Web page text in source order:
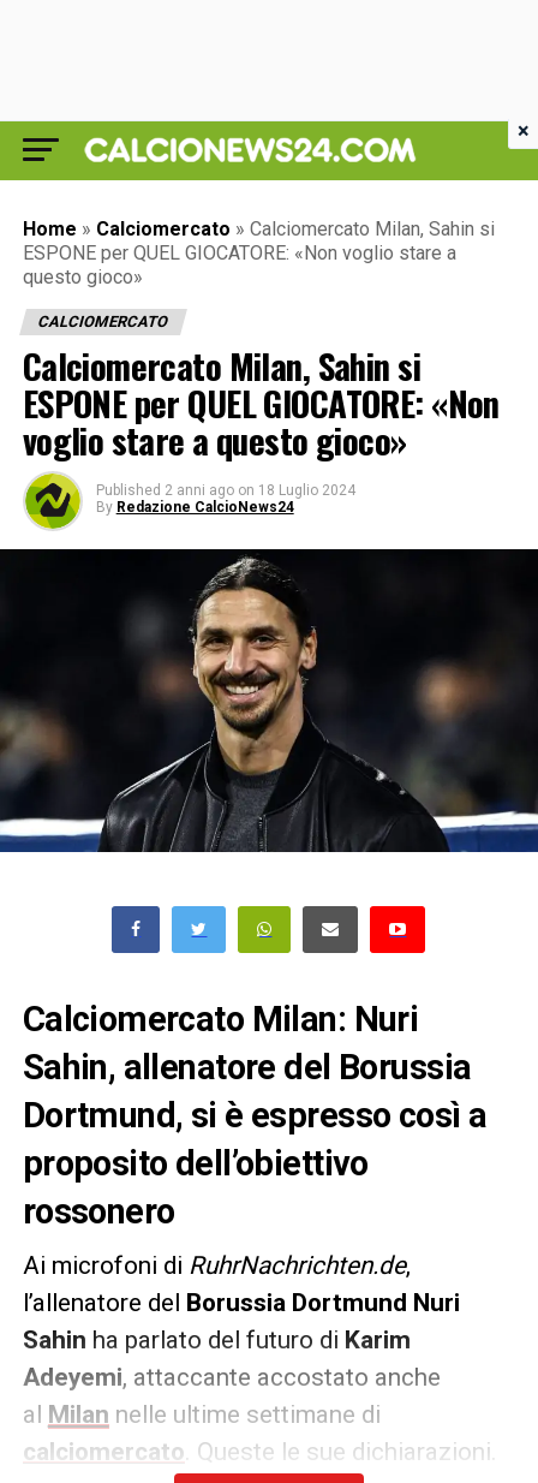
Home » Calciomercato » Calciomercato Milan, Sahin si
ESPONE per QUEL GIOCATORE: «Non voglio stare a
questo gioco»
CALCIOMERCATO
Calciomercato Milan, Sahin si
ESPONE per QUEL GIOCATORE: «Non
voglio stare a questo gioco»
Published 2 anni ago on 18 Luglio 2024
By Redazione CalcioNews24
Calciomercato Milan: Nuri
Sahin, allenatore del Borussia
Dortmund, si è espresso così a
proposito dell’obiettivo
rossonero
Ai microfoni di RuhrNachrichten.de,
l’allenatore del Borussia Dortmund Nuri
Sahin ha parlato del futuro di Karim
Adeyemi, attaccante accostato anche
al Milan nelle ultime settimane di
calciomercato . Queste le sue dichiarazioni.
×